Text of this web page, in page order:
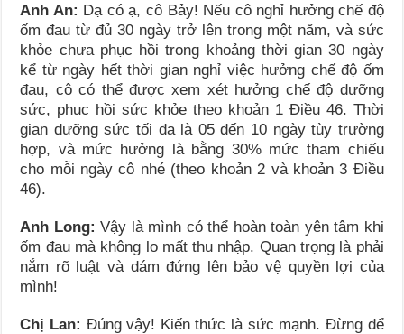
Anh An: Dạ có ạ, cô Bảy! Nếu cô nghỉ hưởng chế độ
ốm đau từ đủ 30 ngày trở lên trong một năm, và sức
khỏe chưa phục hồi trong khoảng thời gian 30 ngày
kể từ ngày hết thời gian nghỉ việc hưởng chế độ ốm
đau, cô có thể được xem xét hưởng chế độ dưỡng
sức, phục hồi sức khỏe theo khoản 1 Điều 46. Thời
gian dưỡng sức tối đa là 05 đến 10 ngày tùy trường
hợp, và mức hưởng là bằng 30% mức tham chiếu
cho mỗi ngày cô nhé (theo khoản 2 và khoản 3 Điều
46).
Anh Long: Vậy là mình có thể hoàn toàn yên tâm khi
ốm đau mà không lo mất thu nhập. Quan trọng là phải
nắm rõ luật và dám đứng lên bảo vệ quyền lợi của
mình!
Chị Lan: Đúng vậy! Kiến thức là sức mạnh. Đừng để